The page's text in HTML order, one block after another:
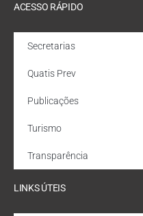
ACESSO RÁPIDO
Secretarias
Quatis Prev
Publicações
Turismo
Transparência
LINKS ÚTEIS